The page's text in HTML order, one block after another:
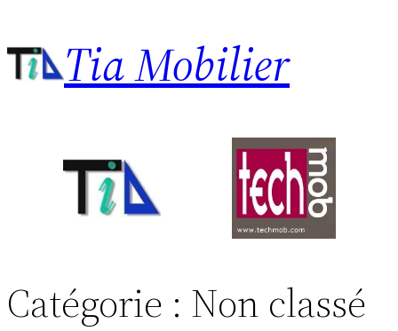
au
contenu Tia Mobilier
Catégorie : Non classé